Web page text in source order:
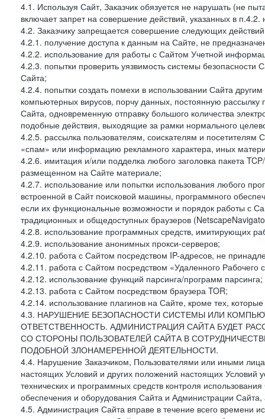
4.1. Используя Сайт, Заказчик обязуется не нарушать (не
включает запрет на совершение действий, указанных в
4.2. Заказчику запрещается совершение следующих
4.2.1. получение доступа к данным на Сайте, не
4.2.2. использование для работы с Сайтом Учетной
4.2.3. попытки проверить уязвимость системы
Сайта;
4.2.4. попытки создать помехи в использовании Сайта
компьютерных вирусов, порчу данных, постоянную
Сайта, одновременную отправку большого количества
подобные действия, выходящие за рамки нормального
4.2.5. рассылка пользователям, соискателям и
«спам» или информацию рекламного характера, иных
4.2.6. имитация и/или подделка любого заголовка пакета
размещенном на Сайте материале;
4.2.7. использование или попытки использования любого
встроенной в Сайт поисковой машины, программного
если их функциональные возможности и порядок работы с
традиционных и общедоступных браузеров
4.2.8. использование программных средств, имитирующих
4.2.9. использование анонимных прокси-серверов;
4.2.10. работа с Сайтом посредством IP-адресов, не
4.2.11. работа с Сайтом посредством «Удаленного Рабочего
4.2.12. использование функций парсинга/программ парсинга;
4.2.13. работа с Сайтом посредством браузера TOR;
4.2.14. использование плагинов на Сайте, кроме тех,
4.3. НАРУШЕНИЕ БЕЗОПАСНОСТИ СИСТЕМЫ ИЛИ
ОТВЕТСТВЕННОСТЬ. АДМИНИСТРАЦИЯ САЙТА БУДЕТ
СО СТОРОНЫ ПОЛЬЗОВАТЕЛЕЙ САЙТА В
ПОДОБНОЙ ЗЛОНАМЕРЕННОЙ ДЕЯТЕЛЬНОСТИ.
4.4. Нарушение Заказчиком, Пользователями или иными
настоящих Условий и других положений настоящих Условий
технических и программных средств контроля
обеспечения и оборудования Сайта и Администрации
4.5. Администрация Сайта вправе в течение всего времени